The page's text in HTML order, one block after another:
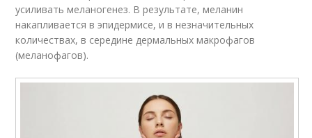
усиливать меланогенез. В результате, меланин
накапливается в эпидермисе, и в незначительных
количествах, в середине дермальных макрофагов
(меланофагов).